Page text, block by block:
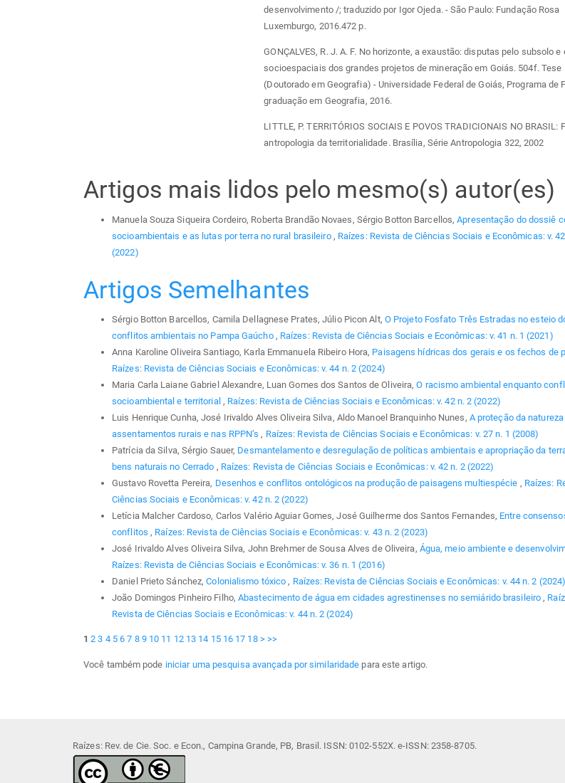
desenvolvimento /; traduzido por Igor Ojeda. - São Paulo: Fundação Rosa
Luxemburgo, 2016.472 p.
GONÇALVES, R. J. A. F. No horizonte, a exaustão: disputas pelo subsolo e
socioespaciais dos grandes projetos de mineração em Goiás. 504f. Tese
(Doutorado em Geografia) - Universidade Federal de Goiás, Programa de
graduação em Geografia, 2016.
LITTLE, P. TERRITÓRIOS SOCIAIS E POVOS TRADICIONAIS NO BRASIL:
antropologia da territorialidade. Brasília, Série Antropologia 322, 2002
Artigos mais lidos pelo mesmo(s) autor(es)
Manuela Souza Siqueira Cordeiro, Roberta Brandão Novaes, Sérgio Botton Barcellos,Apresentação do dossiê
socioambientais e as lutas por terra no rural brasileiro , Raízes: Revista de Ciências Sociais e Econômicas: v.
(2022)
Artigos Semelhantes
Sérgio Botton Barcellos, Camila Dellagnese Prates, Júlio Picon Alt, O Projeto Fosfato Três Estradas no esteio
conflitos ambientais no Pampa Gaúcho , Raízes: Revista de Ciências Sociais e Econômicas: v. 41 n. 1 (2021)
Anna Karoline Oliveira Santiago, Karla Emmanuela Ribeiro Hora, Paisagens hídricas dos gerais e os fechos de
Raízes: Revista de Ciências Sociais e Econômicas: v. 44 n. 2 (2024)
Maria Carla Laiane Gabriel Alexandre, Luan Gomes dos Santos de Oliveira,O racismo ambiental enquanto
socioambiental e territorial , Raízes: Revista de Ciências Sociais e Econômicas: v. 42 n. 2 (2022)
Luis Henrique Cunha, José Irivaldo Alves Oliveira Silva, Aldo Manoel Branquinho Nunes, A proteção da
assentamentos rurais e nas RPPN’s, Raízes: Revista de Ciências Sociais e Econômicas: v. 27 n. 1 (2008)
Patrícia da Silva, Sérgio Sauer, Desmantelamento e desregulação de políticas ambientais e apropriação da
bens naturais no Cerrado , Raízes: Revista de Ciências Sociais e Econômicas: v. 42 n. 2 (2022)
Gustavo Rovetta Pereira, Desenhos e conflitos ontológicos na produção de paisagens multiespécie , Raízes:
Ciências Sociais e Econômicas: v. 42 n. 2 (2022)
Letícia Malcher Cardoso, Carlos Valério Aguiar Gomes, José Guilherme dos Santos Fernandes, Entre
conflitos , Raízes: Revista de Ciências Sociais e Econômicas: v. 43 n. 2 (2023)
José Irivaldo Alves Oliveira Silva, John Brehmer de Sousa Alves de Oliveira, Água, meio ambiente e
Raízes: Revista de Ciências Sociais e Econômicas: v. 36 n. 1 (2016)
Daniel Prieto Sánchez,Colonialismo tóxico, Raízes: Revista de Ciências Sociais e Econômicas: v. 44 n. 2 (2024)
João Domingos Pinheiro Filho,Abastecimento de água em cidades agrestinenses no semiárido brasileiro,
Revista de Ciências Sociais e Econômicas: v. 44 n. 2 (2024)
1 2 3 4 5 6 7 8 9 10 11 12 13 14 15 16 17 18 > >>
Você também pode iniciar uma pesquisa avançada por similaridade para este artigo.
Raízes: Rev. de Cie. Soc. e Econ., Campina Grande, PB, Brasil. ISSN: 0102-552X. e-ISSN: 2358-8705.